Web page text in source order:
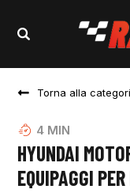
Torna alla
4 MIN
HYUNDAI
EQUIPAGGI